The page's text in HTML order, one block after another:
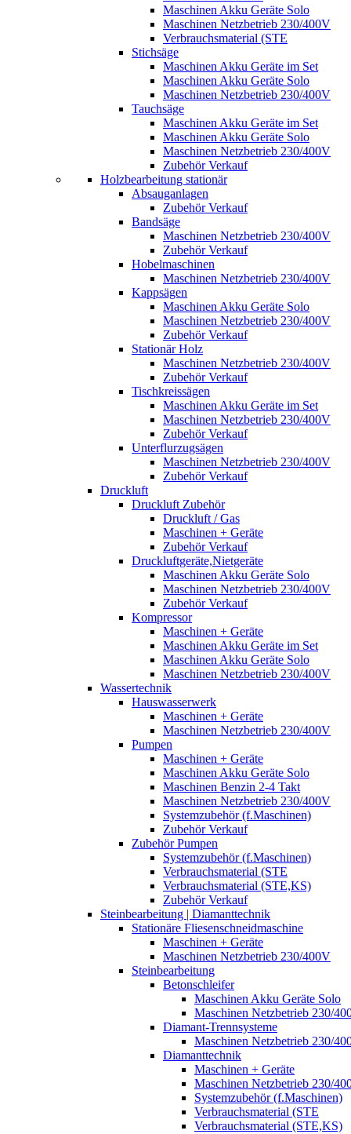
Maschinen Akku Geräte Solo
Maschinen Netzbetrieb 230/400V
Verbrauchsmaterial (STE
Stichsäge
Maschinen Akku Geräte im Set
Maschinen Akku Geräte Solo
Maschinen Netzbetrieb 230/400V
Tauchsäge
Maschinen Akku Geräte im Set
Maschinen Akku Geräte Solo
Maschinen Netzbetrieb 230/400V
Zubehör Verkauf
Holzbearbeitung stationär
Absauganlagen
Zubehör Verkauf
Bandsäge
Maschinen Netzbetrieb 230/400V
Zubehör Verkauf
Hobelmaschinen
Maschinen Netzbetrieb 230/400V
Kappsägen
Maschinen Akku Geräte Solo
Maschinen Netzbetrieb 230/400V
Zubehör Verkauf
Stationär Holz
Maschinen Netzbetrieb 230/400V
Zubehör Verkauf
Tischkreissägen
Maschinen Akku Geräte im Set
Maschinen Netzbetrieb 230/400V
Zubehör Verkauf
Unterflurzugsägen
Maschinen Netzbetrieb 230/400V
Zubehör Verkauf
Druckluft
Druckluft Zubehör
Druckluft / Gas
Maschinen + Geräte
Zubehör Verkauf
Druckluftgeräte,Nietgeräte
Maschinen Akku Geräte Solo
Maschinen Netzbetrieb 230/400V
Zubehör Verkauf
Kompressor
Maschinen + Geräte
Maschinen Akku Geräte im Set
Maschinen Akku Geräte Solo
Maschinen Netzbetrieb 230/400V
Wassertechnik
Hauswasserwerk
Maschinen + Geräte
Maschinen Netzbetrieb 230/400V
Pumpen
Maschinen + Geräte
Maschinen Akku Geräte Solo
Maschinen Benzin 2-4 Takt
Maschinen Netzbetrieb 230/400V
Systemzubehör (f.Maschinen)
Zubehör Verkauf
Zubehör Pumpen
Systemzubehör (f.Maschinen)
Verbrauchsmaterial (STE
Verbrauchsmaterial (STE,KS)
Zubehör Verkauf
Steinbearbeitung | Diamanttechnik
Stationäre Fliesenschneidmaschine
Maschinen + Geräte
Maschinen Netzbetrieb 230/400V
Steinbearbeitung
Betonschleifer
Maschinen Akku Geräte Solo
Maschinen Netzbetrieb 230/
Diamant-Trennsysteme
Maschinen Netzbetrieb 230/
Diamanttechnik
Maschinen + Geräte
Maschinen Netzbetrieb 230/
Systemzubehör (f.Maschinen)
Verbrauchsmaterial (STE
Verbrauchsmaterial (STE,KS)